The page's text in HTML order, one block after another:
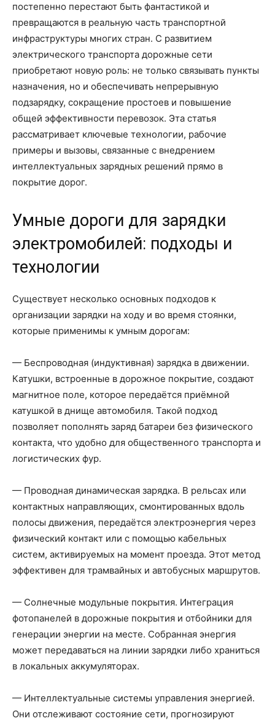
постепенно перестают быть фантастикой и
превращаются в реальную часть транспортной
инфраструктуры многих стран. С развитием
электрического транспорта дорожные сети
приобретают новую роль: не только связывать пункты
назначения, но и обеспечивать непрерывную
подзарядку, сокращение простоев и повышение
общей эффективности перевозок. Эта статья
рассматривает ключевые технологии, рабочие
примеры и вызовы, связанные с внедрением
интеллектуальных зарядных решений прямо в
покрытие дорог.
Умные дороги для зарядки
электромобилей: подходы и
технологии
Существует несколько основных подходов к
организации зарядки на ходу и во время стоянки,
которые применимы к умным дорогам:
— Беспроводная (индуктивная) зарядка в движении.
Катушки, встроенные в дорожное покрытие, создают
магнитное поле, которое передаётся приёмной
катушкой в днище автомобиля. Такой подход
позволяет пополнять заряд батареи без физического
контакта, что удобно для общественного транспорта и
логистических фур.
— Проводная динамическая зарядка. В рельсах или
контактных направляющих, смонтированных вдоль
полосы движения, передаётся электроэнергия через
физический контакт или с помощью кабельных
систем, активируемых на момент проезда. Этот метод
эффективен для трамвайных и автобусных маршрутов.
— Солнечные модульные покрытия. Интеграция
фотопанелей в дорожные покрытия и отбойники для
генерации энергии на месте. Собранная энергия
может передаваться на линии зарядки либо храниться
в локальных аккумуляторах.
— Интеллектуальные системы управления энергией.
Они отслеживают состояние сети, прогнозируют